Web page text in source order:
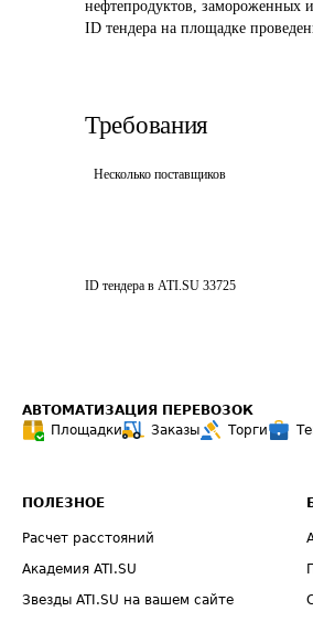
нефтепродуктов, замороженных
ID тендера на площадке
Требования
Несколько поставщиков
ID тендера в ATI.SU 33725
АВТОМАТИЗАЦИЯ ПЕРЕВОЗОК
Площадки
Заказы Торги
ПОЛЕЗНОЕ
Расчет расстояний
Академия ATI.SU
Звезды ATI.SU на вашем сайте